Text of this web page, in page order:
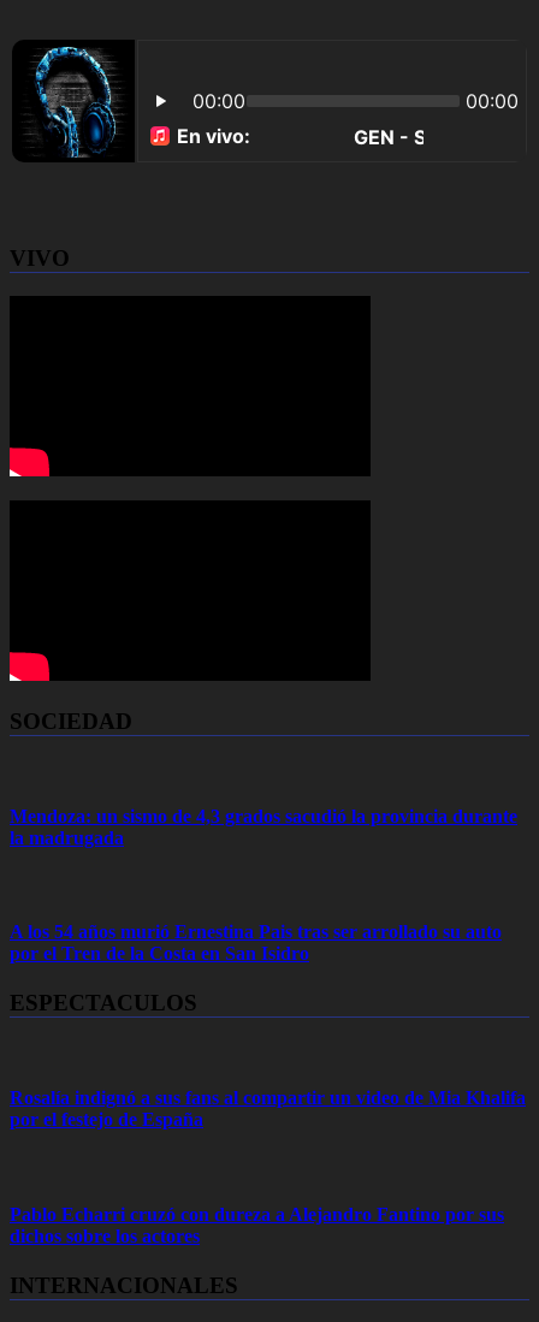
VIVO
SOCIEDAD
Mendoza: un sismo de 4,3 grados sacudió la provincia durante
la madrugada
A los 54 años murió Ernestina Pais tras ser arrollado su auto
por el Tren de la Costa en San Isidro
ESPECTACULOS
Rosalía indignó a sus fans al compartir un video de Mia Khalifa
por el festejo de España
Pablo Echarri cruzó con dureza a Alejandro Fantino por sus
dichos sobre los actores
INTERNACIONALES